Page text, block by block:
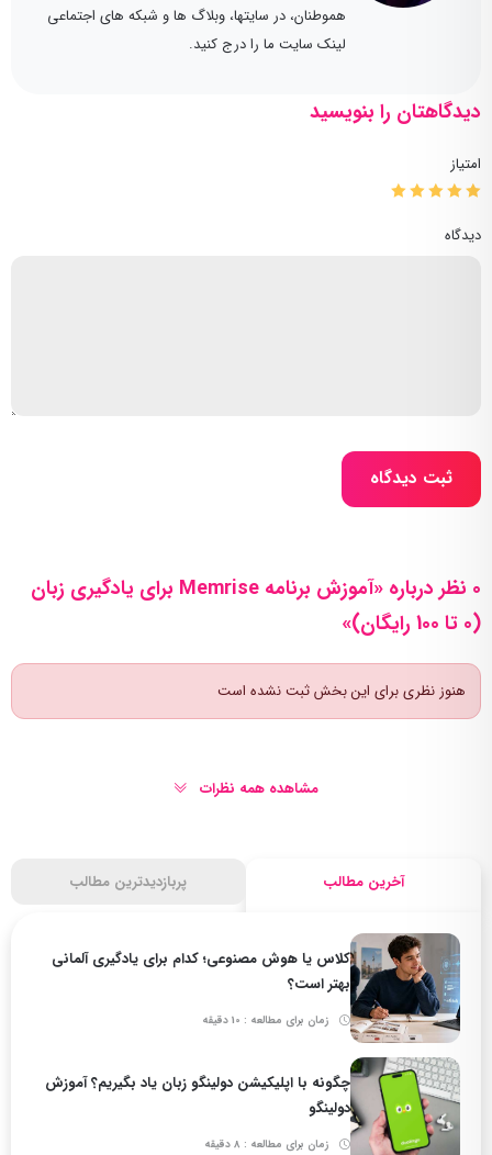
آخرین مطالب پربازدیدترین مطالب
کلاس یا هوش مصنوعی؛ کدام برای یادگیری آلمانی
بهتر است؟
زمان برای مطالعه : 10 دقیقه
چگونه با اپلیکیشن دولینگو زبان یاد بگیریم؟ آموزش
دولینگو
زمان برای مطالعه : 8 دقیقه
هموطنان، در سایتها، وبلاگ ها و شبکه های اجتماعی
لینک سایت ما را درج کنید.
دیدگاهتان را بنویسید
امتیاز
دیدگاه
ثبت دیدگاه
0 نظر درباره «آموزش برنامه Memrise برای یادگیری زبان
(0 تا 100 رایگان)»
هنوز نظری برای این بخش ثبت نشده است
مشاهده همه نظرات